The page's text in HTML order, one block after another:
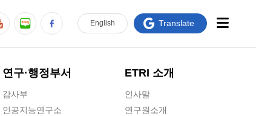
연구·행정부서
감사부
인공지능연구소
ETRI 소개
인사말
연구원소개
English Translate